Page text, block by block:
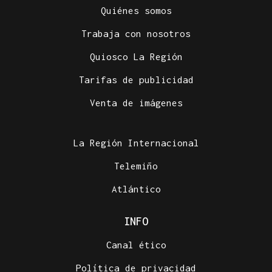
Quiénes somos
Trabaja con nosotros
Quiosco La Región
Tarifas de publicidad
Venta de imágenes
La Región Internacional
Telemiño
Atlántico
INFO
Canal ético
Política de privacidad